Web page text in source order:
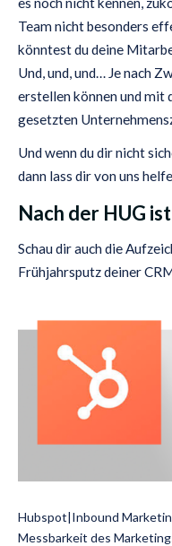
Team nicht besonders
könntest du deine
Und, und, und… Je nach
erstellen können und mit
gesetzten
Und wenn du dir nicht
dann lass dir von uns
Nach der HUG
Schau dir auch die
Frühjahrsputz deiner
Hubspot|Inbound
Messbarkeit des